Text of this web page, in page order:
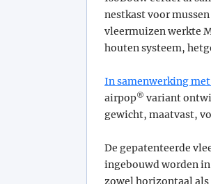
nestkast voor
vleermuizen werkte
houten systeem,
In samenwerking
airpop® variant
gewicht, maatvast,
De gepatenteerde
ingebouwd worden
zowel horizontaal